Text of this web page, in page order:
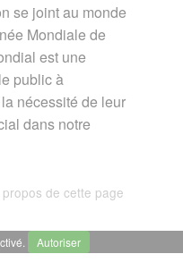
se joint au monde
Mondiale de
est une
public à
nécessité de leur
dans notre
propos de cette page
Autoriser